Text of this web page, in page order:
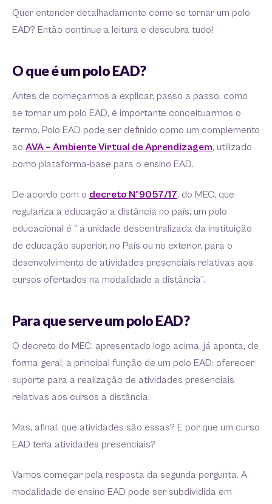
Quer entender detalhadamente como se tornar um polo
EAD? Então continue a leitura e descubra tudo!
O que é um polo EAD?
Antes de começarmos a explicar, passo a passo, como
se tornar um polo EAD, é importante conceituarmos o
termo. Polo EAD pode ser definido como um complemento
ao AVA – Ambiente Virtual de Aprendizagem, utilizado
como plataforma-base para o ensino EAD.
De acordo com o decreto Nº9057/17, do MEC, que
regulariza a educação a distância no país, um polo
educacional é “ a unidade descentralizada da instituição
de educação superior, no País ou no exterior, para o
desenvolvimento de atividades presenciais relativas aos
cursos ofertados na modalidade a distância”.
Para que serve um polo EAD?
O decreto do MEC, apresentado logo acima, já aponta, de
forma geral, a principal função de um polo EAD: oferecer
suporte para a realização de atividades presenciais
relativas aos cursos a distância.
Mas, afinal, que atividades são essas? E por que um curso
EAD teria atividades presenciais?
Vamos começar pela resposta da segunda pergunta. A
modalidade de ensino EAD pode ser subdividida em